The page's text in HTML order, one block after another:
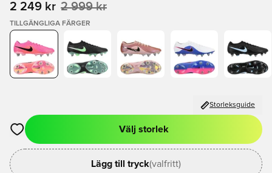
2 249 kr 2 999 kr
TILLGÄNGLIGA FÄRGER
Storleksguide
Öppnar en Modal för att logga in eller registrera dig som
Välj storlek
Lägg till tryck(valfritt)